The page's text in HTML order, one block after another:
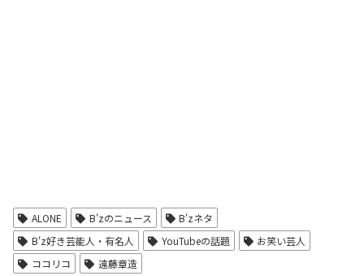
ALONE B'zのニュース
B'zネタ
B'z好き芸能人・有名人
YouTubeの話題
お笑い芸人
ココリコ
遠藤章造